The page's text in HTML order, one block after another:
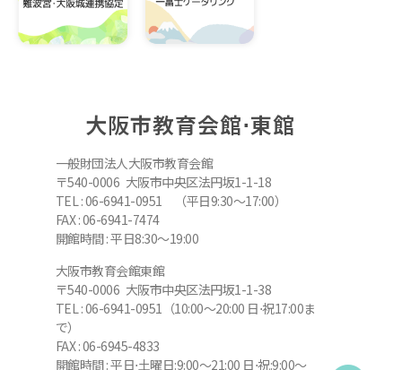
大阪市教育会館⋅東館
一般財団法人大阪市教育会館
〒540-0006 大阪市中央区法円坂1-1-18
TEL : 06-6941-0951 （平日9:30～17:00）
FAX : 06-6941-7474
開館時間 : 平日8:30～19:00
大阪市教育会館東館
〒540-0006 大阪市中央区法円坂1-1-38
TEL : 06-6941-0951（10:00～20:00 日⋅祝17:00ま
で）
FAX : 06-6945-4833
開館時間 : 平日⋅土曜日:9:00～21:00 日⋅祝:9:00～